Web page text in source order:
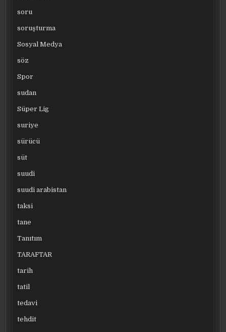
soru
soruşturma
Sosyal Medya
söz
Spor
sudan
Süper Lig
suriye
sürücü
süt
suudi
suudi arabistan
taksi
tane
Tanıtım
TARAFTAR
tarih
tatil
tedavi
tehdit